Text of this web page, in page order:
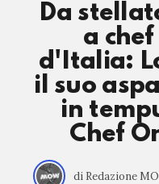
Da
a
d'Italia:
il suo
in
Chef
di Redazione